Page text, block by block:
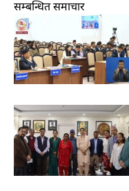
सम्बन्धित समाचार